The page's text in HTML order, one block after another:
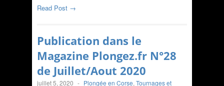
Read Post →
Publication dans le
Magazine Plongez.fr N°28
de Juillet/Aout 2020
juillet 5, 2020 - Plongée en Corse, Tournages et